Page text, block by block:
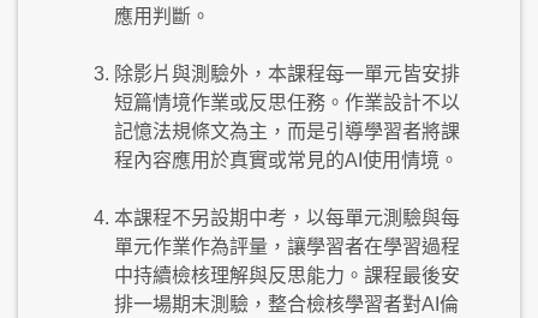
應用判斷。
除影片與測驗外，本課程每一單元皆安排
短篇情境作業或反思任務。作業設計不以
記憶法規條文為主，而是引導學習者將課
程內容應用於真實或常見的AI使用情境。
本課程不另設期中考，以每單元測驗與每
單元作業作為評量，讓學習者在學習過程
中持續檢核理解與反思能力。課程最後安
排一場期末測驗，整合檢核學習者對AI倫